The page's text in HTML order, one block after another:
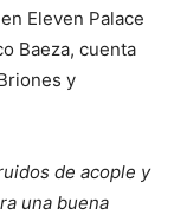
Eleven Palace
Baeza, cuenta
y
de acople y
una buena